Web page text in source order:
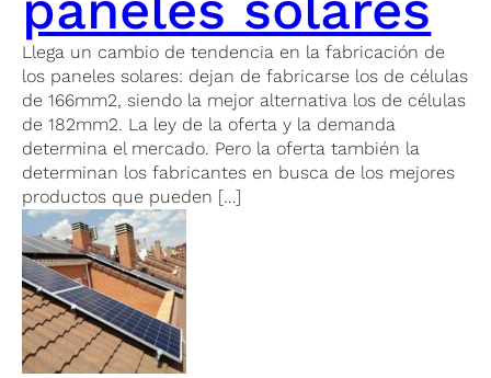
Llega un cambio de tendencia en la fabricación de
los paneles solares: dejan de fabricarse los de células
de 166mm2, siendo la mejor alternativa los de células
de 182mm2. La ley de la oferta y la demanda
determina el mercado. Pero la oferta también la
determinan los fabricantes en busca de los mejores
productos que pueden […]